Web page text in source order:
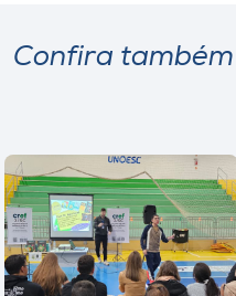
Confira também